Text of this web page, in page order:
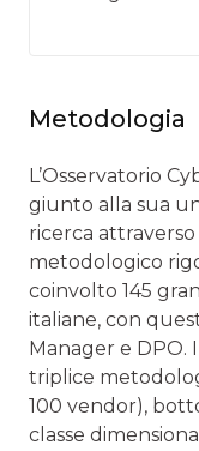
Metodologia
L’Osservatorio
giunto alla sua
ricerca
metodologico
coinvolto 145
italiane, con
Manager e
triplice
100 vendor),
classe